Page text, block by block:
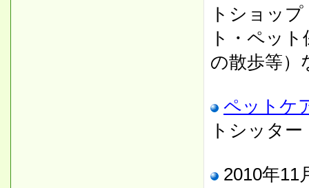
トショッ
ト・ペッ
の散歩等）
ペットケ
トシッタ
2010年